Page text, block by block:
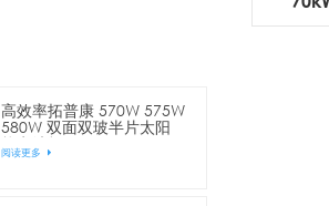
高效率拓普康 570W 575W
580W 双面双玻半片太阳
能电池板
阅读更多